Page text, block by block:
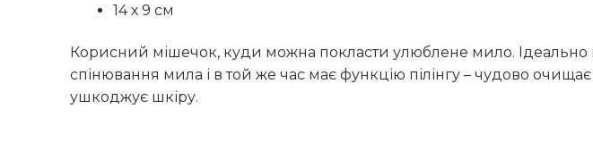
14 х 9 см
Корисний мішечок, куди можна покласти улюблене мило.
спінювання мила і в той же час має функцію пілінгу – чудово
ушкоджує шкіру.